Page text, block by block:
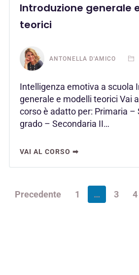
Introduzione generale
teorici
ANTONELLA D'AMICO
Intelligenza emotiva a scuola
generale e modelli teorici Vai
corso è adatto per: Primaria –
grado – Secondaria II…
VAI AL CORSO ➡
Precedente 1 … 3 4